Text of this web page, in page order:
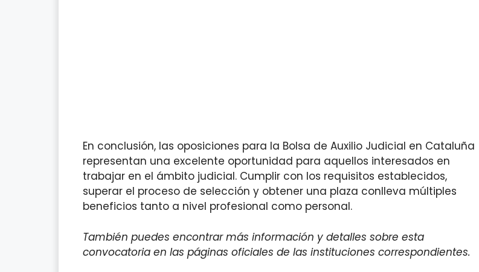
En conclusión, las oposiciones para la Bolsa de Auxilio Judicial en Cataluña
representan una excelente oportunidad para aquellos interesados en
trabajar en el ámbito judicial. Cumplir con los requisitos establecidos,
superar el proceso de selección y obtener una plaza conlleva múltiples
beneficios tanto a nivel profesional como personal.
También puedes encontrar más información y detalles sobre esta
convocatoria en las páginas oficiales de las instituciones correspondientes.